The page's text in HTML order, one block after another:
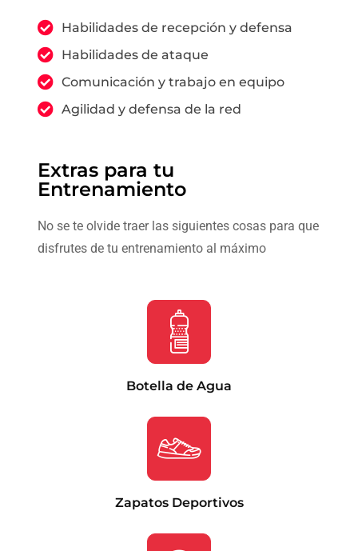
Habilidades de recepción y defensa
Habilidades de ataque
Comunicación y trabajo en equipo
Agilidad y defensa de la red
Extras para tu
Entrenamiento
No se te olvide traer las siguientes cosas para que
disfrutes de tu entrenamiento al máximo
Botella de Agua
Zapatos Deportivos